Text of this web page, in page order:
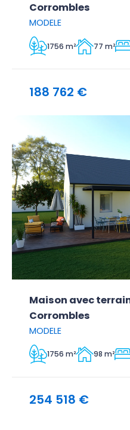
Corrombles
MODELE
1756 m² 77 m²
188 762 €
Maison avec terrain
Corrombles
MODELE
1756 m² 98 m²
254 518 €